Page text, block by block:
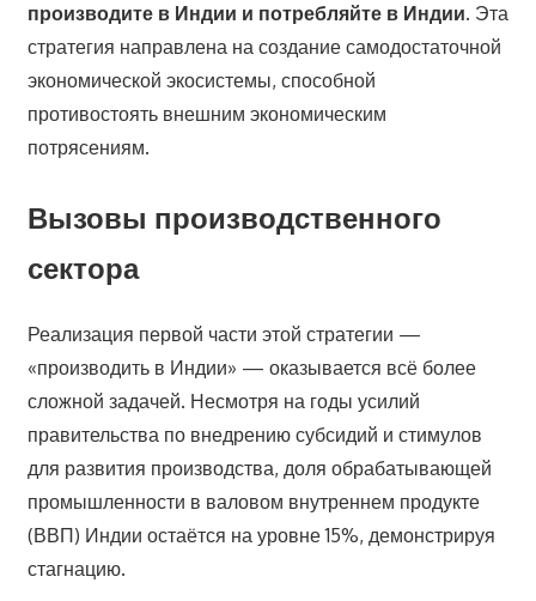
производите в Индии и потребляйте в Индии. Эта
стратегия направлена на создание самодостаточной
экономической экосистемы, способной
противостоять внешним экономическим
потрясениям.
Вызовы производственного
сектора
Реализация первой части этой стратегии —
«производить в Индии» — оказывается всё более
сложной задачей. Несмотря на годы усилий
правительства по внедрению субсидий и стимулов
для развития производства, доля обрабатывающей
промышленности в валовом внутреннем продукте
(ВВП) Индии остаётся на уровне 15%, демонстрируя
стагнацию.